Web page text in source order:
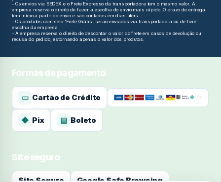
- Os envios via SEDEX e o Frete Expresso da transportadora tem o mesmo valor. A
empresa reserva o direito de fazer a escolha do envio mais rápido. O prazo de entrega
tem início a partir do envio e são contados em dias úteis.
- Os produtos com selo 'Frete Grátis' serão enviados via transportadora ou de livre
escolha da empresa.
- A empresa reserva o direito de descontar o valor do frete em casos de devolução ou
recusa do pedido, estornando apenas o valor dos produtos.
Formas de pagamento
▭ Cartão de Crédito
◆ Pix ▤ Boleto
Site seguro